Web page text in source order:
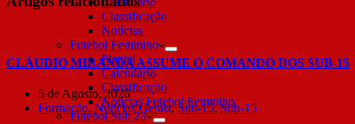
Classificação
Notícias
Futebol Feminino
Plantel
Calendário
Classificação
Notícias Futebol Feminino
Futebol Sub 23
CLÁUDIO MIRANDA ASSUME O COMANDO DOS SUB-15
5 de Agosto, 2026
Formação,Notícias Gerais,Sub-15,Sub-15